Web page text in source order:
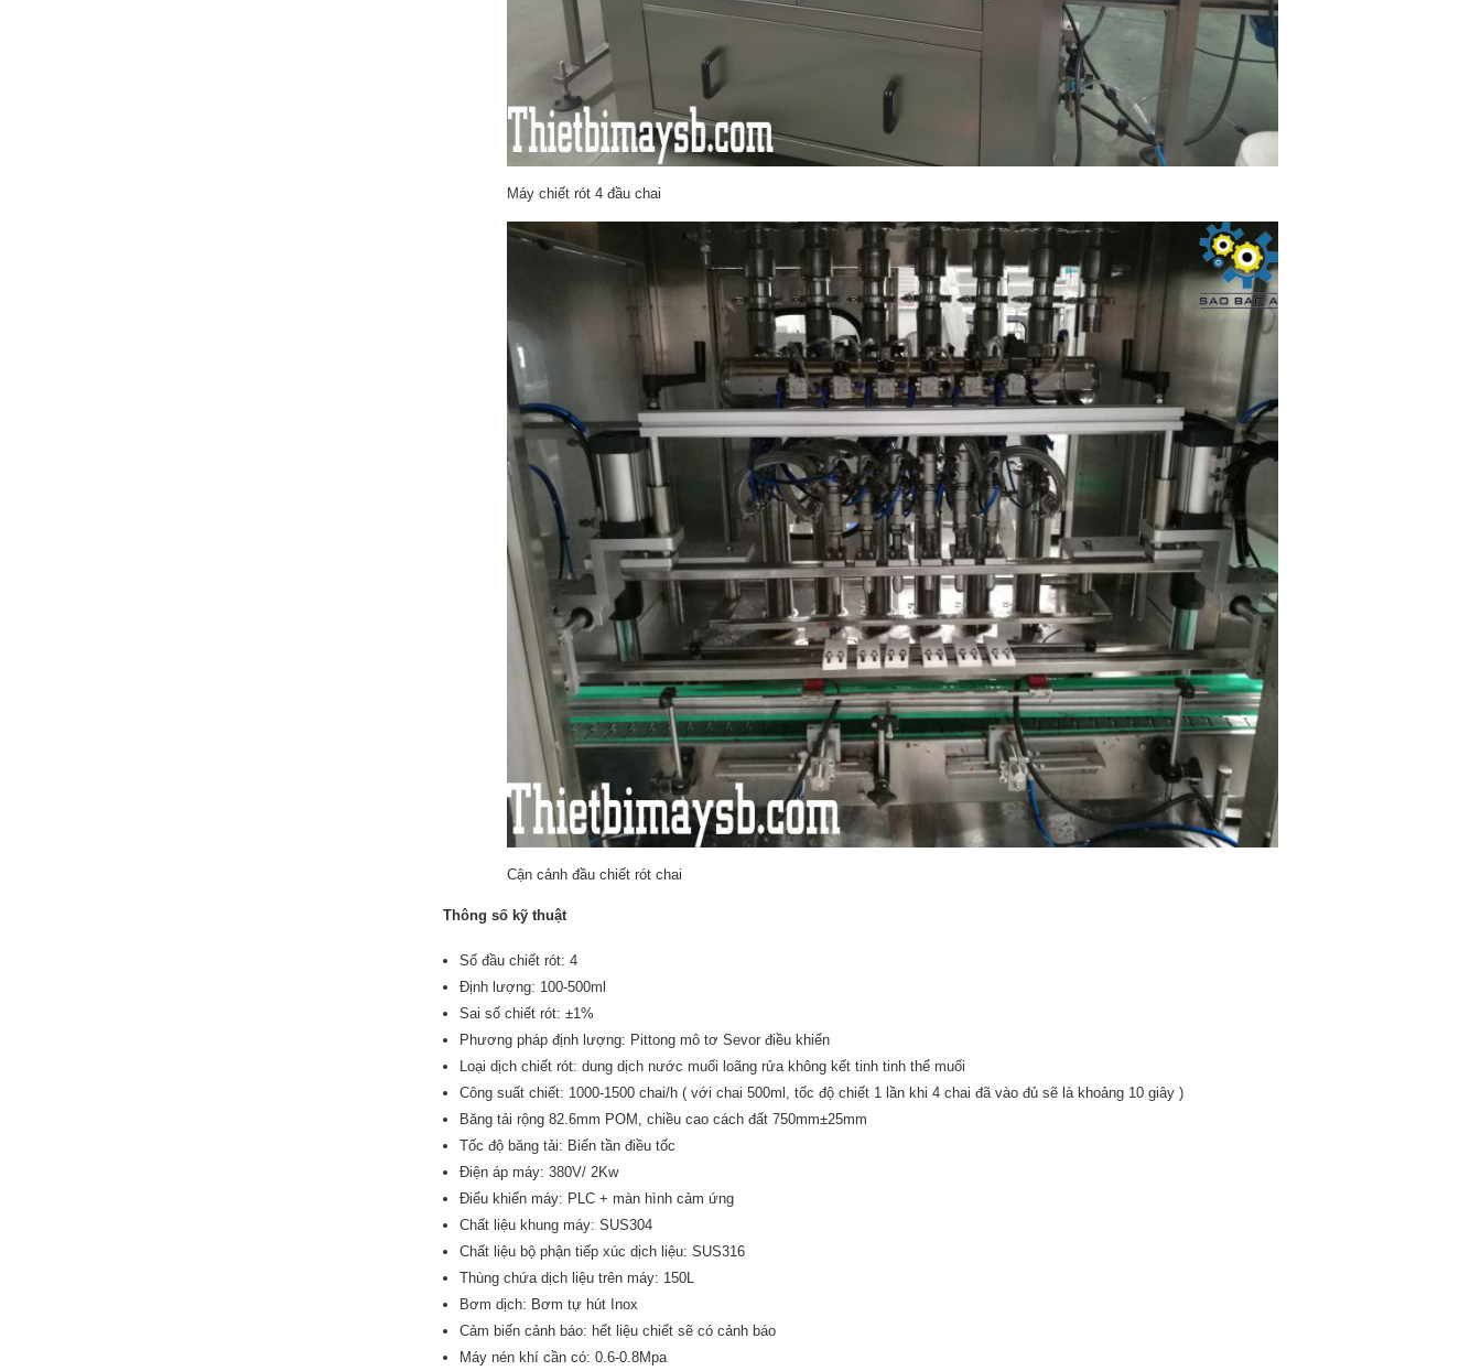
Máy chiết rót 4 đầu chai
Cận cảnh đầu chiết rót chai
Thông số kỹ thuật
Số đầu chiết rót: 4
Định lượng: 100-500ml
Sai số chiết rót: ±1%
Phương pháp định lượng: Pittong mô tơ Sevor điều khiển
Loại dịch chiết rót: dung dịch nước muối loãng rửa không kết tinh tinh thể muối
Công suất chiết: 1000-1500 chai/h ( với chai 500ml, tốc độ chiết 1 lần khi 4 chai đã vào đủ sẽ là khoảng 10 giây )
Băng tải rộng 82.6mm POM, chiều cao cách đất 750mm±25mm
Tốc độ băng tải: Biến tần điều tốc
Điện áp máy: 380V/ 2Kw
Điểu khiển máy: PLC + màn hình cảm ứng
Chất liệu khung máy: SUS304
Chất liệu bộ phận tiếp xúc dịch liệu: SUS316
Thùng chứa dịch liệu trên máy: 150L
Bơm dịch: Bơm tự hút Inox
Cảm biến cảnh báo: hết liệu chiết sẽ có cảnh báo
Máy nén khí cần có: 0.6-0.8Mpa